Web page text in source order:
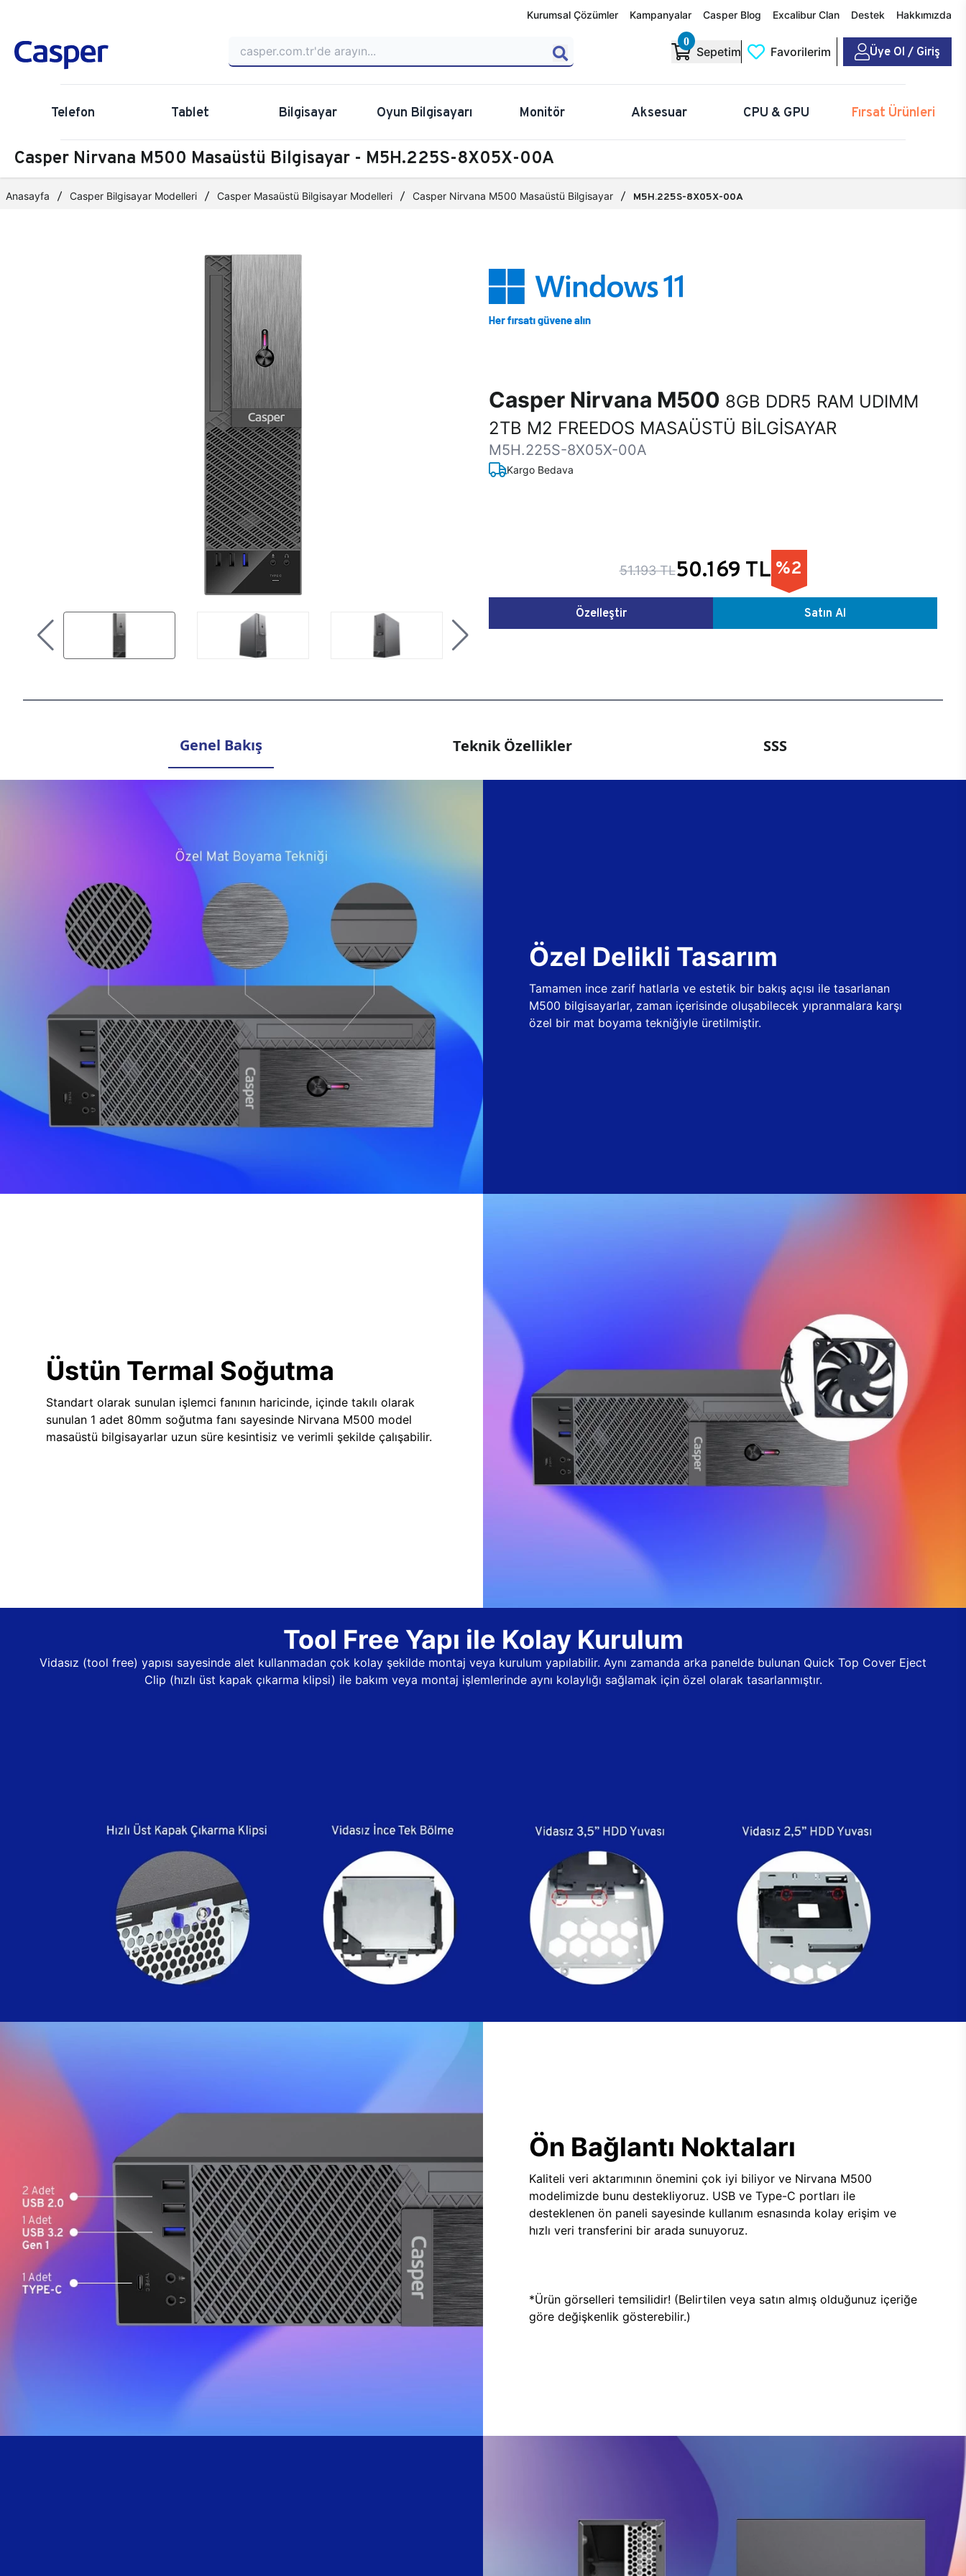
Kurumsal Çözümler Kampanyalar Casper Blog Excalibur Clan Destek Hakkımızda
0
Sepetim Favorilerim Üye Ol / Giriş
Telefon Tablet Bilgisayar Oyun Bilgisayarı Monitör Aksesuar CPU & GPU Fırsat Ürünleri
Casper Nirvana M500 Masaüstü Bilgisayar - M5H.225S-8X05X-00A
Anasayfa Casper Bilgisayar Modelleri Casper Masaüstü Bilgisayar Modelleri Casper Nirvana M500 Masaüstü Bilgisayar M5H.225S-8X05X-00A
Casper Nirvana M500 8GB DDR5 RAM UDIMM
2TB M2 FREEDOS MASAÜSTÜ BİLGİSAYAR
M5H.225S-8X05X-00A
Kargo Bedava
51.193 TL50.169 TL %2
Özelleştir Satın Al
Genel Bakış Teknik Özellikler SSS
Özel Delikli Tasarım
Tamamen ince zarif hatlarla ve estetik bir bakış açısı ile tasarlanan
M500 bilgisayarlar, zaman içerisinde oluşabilecek yıpranmalara karşı
özel bir mat boyama tekniğiyle üretilmiştir.
Üstün Termal Soğutma
Standart olarak sunulan işlemci fanının haricinde, içinde takılı olarak
sunulan 1 adet 80mm soğutma fanı sayesinde Nirvana M500 model
masaüstü bilgisayarlar uzun süre kesintisiz ve verimli şekilde çalışabilir.
Tool Free Yapı ile Kolay Kurulum
Vidasız (tool free) yapısı sayesinde alet kullanmadan çok kolay şekilde montaj veya kurulum yapılabilir. Aynı zamanda arka panelde bulunan Quick Top Cover Eject
Clip (hızlı üst kapak çıkarma klipsi) ile bakım veya montaj işlemlerinde aynı kolaylığı sağlamak için özel olarak tasarlanmıştır.
Ön Bağlantı Noktaları
Kaliteli veri aktarımının önemini çok iyi biliyor ve Nirvana M500
modelimizde bunu destekliyoruz. USB ve Type-C portları ile
desteklenen ön paneli sayesinde kullanım esnasında kolay erişim ve
hızlı veri transferini bir arada sunuyoruz.
*Ürün görselleri temsilidir! (Belirtilen veya satın almış olduğunuz içeriğe
göre değişkenlik gösterebilir.)